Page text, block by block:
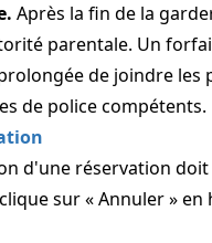
Après la fin de la
parentale. Un
de joindre les
de police compétents.
d'une réservation
sur « Annuler »